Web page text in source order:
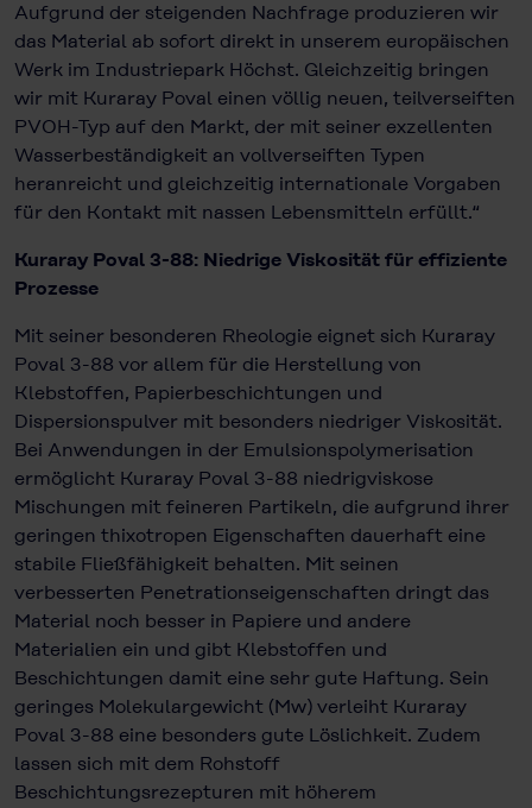
Aufgrund der steigenden Nachfrage produzieren wir
das Material ab sofort direkt in unserem europäischen
Werk im Industriepark Höchst. Gleich­zeitig bringen
wir mit Kuraray Poval einen völlig neuen, teilverseiften
PVOH-Typ auf den Markt, der mit seiner exzellenten
Wasserbeständigkeit an vollverseiften Typen
heranreicht und gleichzeitig internationale Vorgaben
für den Kontakt mit nassen Lebensmitteln erfüllt.“
Kuraray Poval 3-88: Niedrige Viskosität für effiziente
Prozesse
Mit seiner besonderen Rheologie eignet sich Kuraray
Poval 3-88 vor allem für die Herstellung von
Klebstoffen, Papierbeschichtungen und
Dispersionspul­ver mit besonders niedriger Viskosität.
Bei Anwendungen in der Emulsionspo­lymerisation
ermöglicht Kuraray Poval 3-88 niedrigviskose
Mischungen mit feineren Partikeln, die aufgrund ihrer
geringen thixotropen Eigenschaften dauerhaft eine
stabile Fließfähigkeit behalten. Mit seinen
verbesserten Pene­trationseigenschaften dringt das
Material noch besser in Papiere und andere
Materialien ein und gibt Klebstoffen und
Beschichtungen damit eine sehr gute Haftung. Sein
geringes Molekulargewicht (Mw) verleiht Kuraray
Poval 3-88 eine besonders gute Löslichkeit. Zudem
lassen sich mit dem Rohstoff
Beschichtungsrezepturen mit höherem